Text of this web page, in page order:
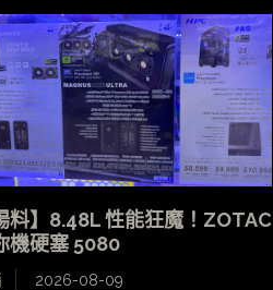
料】8.48L 性能狂魔！ZOTAC
機硬塞 5080
2026-08-09